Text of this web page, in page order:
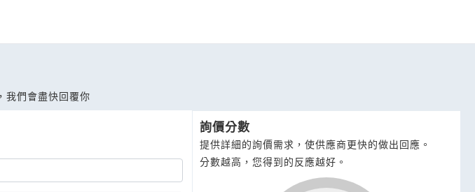
我們會盡快回覆你
詢價分數
提供詳細的詢價需求，使供應商更快的做出回應。
分數越高，您得到的反應越好。